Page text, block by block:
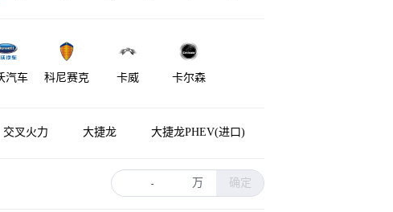
汽车 科尼赛克 卡威 卡尔森
交叉火力 大捷龙 大捷龙PHEV(进口)
- 万 确定